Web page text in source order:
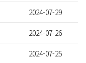
2024-07-29
2024-07-26
2024-07-25